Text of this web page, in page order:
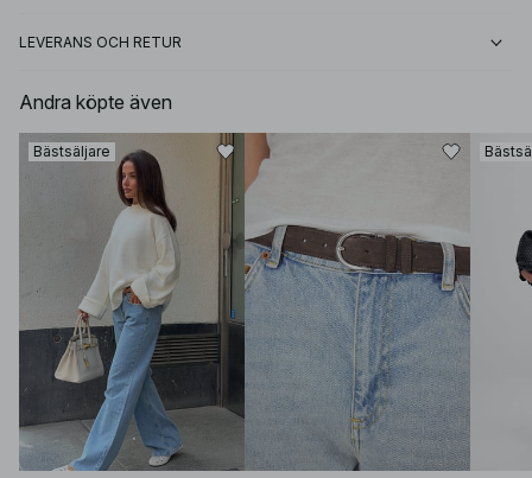
LEVERANS OCH RETUR
Andra köpte även
Bästsäljare